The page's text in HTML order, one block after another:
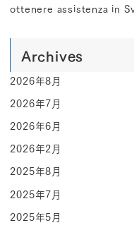
ottenere assistenza in
Archives
2026年8月
2026年7月
2026年6月
2026年2月
2025年8月
2025年7月
2025年5月